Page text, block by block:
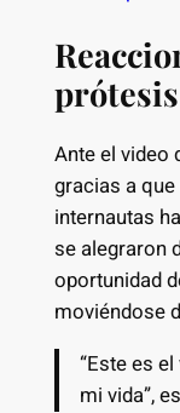
Ante el video
gracias a
internautas
se alegraron
oportunidad
moviéndose
“Este es
mi vida”,